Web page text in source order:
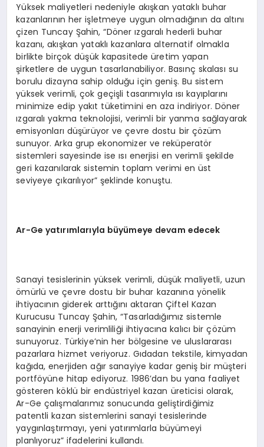
Yüksek maliyetleri nedeniyle akışkan yataklı buhar
kazanlarının her işletmeye uygun olmadığının da altını
çizen Tuncay Şahin, “Döner ızgaralı hederli buhar
kazanı, akışkan yataklı kazanlara alternatif olmakla
birlikte birçok düşük kapasitede üretim yapan
şirketlere de uygun tasarlanabiliyor. Basınç skalası su
borulu dizayna sahip olduğu için geniş. Bu sistem
yüksek verimli, çok geçişli tasarımıyla ısı kayıplarını
minimize edip yakıt tüketimini en aza indiriyor. Döner
ızgaralı yakma teknolojisi, verimli bir yanma sağlayarak
emisyonları düşürüyor ve çevre dostu bir çözüm
sunuyor. Arka grup ekonomizer ve reküperatör
sistemleri sayesinde ise ısı enerjisi en verimli şekilde
geri kazanılarak sistemin toplam verimi en üst
seviyeye çıkarılıyor” şeklinde konuştu.
Ar-Ge yatırımlarıyla büyümeye devam edecek
Sanayi tesislerinin yüksek verimli, düşük maliyetli, uzun
ömürlü ve çevre dostu bir buhar kazanına yönelik
ihtiyacının giderek arttığını aktaran Çiftel Kazan
Kurucusu Tuncay Şahin, “Tasarladığımız sistemle
sanayinin enerji verimliliği ihtiyacına kalıcı bir çözüm
sunuyoruz. Türkiye’nin her bölgesine ve uluslararası
pazarlara hizmet veriyoruz. Gıdadan tekstile, kimyadan
kağıda, enerjiden ağır sanayiye kadar geniş bir müşteri
portföyüne hitap ediyoruz. 1986’dan bu yana faaliyet
gösteren köklü bir endüstriyel kazan üreticisi olarak,
Ar-Ge çalışmalarımız sonucunda geliştirdiğimiz
patentli kazan sistemlerini sanayi tesislerinde
yaygınlaştırmayı, yeni yatırımlarla büyümeyi
planlıyoruz” ifadelerini kullandı.